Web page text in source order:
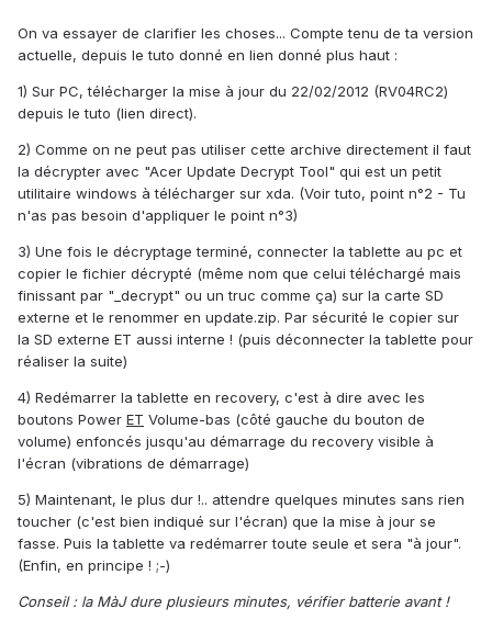
On va essayer de clarifier les choses... Compte tenu de ta version
actuelle, depuis le tuto donné en lien donné plus haut :
1) Sur PC, télécharger la mise à jour du 22/02/2012 (RV04RC2)
depuis le tuto (lien direct).
2) Comme on ne peut pas utiliser cette archive directement il faut
la décrypter avec "Acer Update Decrypt Tool" qui est un petit
utilitaire windows à télécharger sur xda. (Voir tuto, point n°2 - Tu
n'as pas besoin d'appliquer le point n°3)
3) Une fois le décryptage terminé, connecter la tablette au pc et
copier le fichier décrypté (même nom que celui téléchargé mais
finissant par "_decrypt" ou un truc comme ça) sur la carte SD
externe et le renommer en update.zip. Par sécurité le copier sur
la SD externe ET aussi interne ! (puis déconnecter la tablette pour
réaliser la suite)
4) Redémarrer la tablette en recovery, c'est à dire avec les
boutons Power ET Volume-bas (côté gauche du bouton de
volume) enfoncés jusqu'au démarrage du recovery visible à
l'écran (vibrations de démarrage)
5) Maintenant, le plus dur !.. attendre quelques minutes sans rien
toucher (c'est bien indiqué sur l'écran) que la mise à jour se
fasse. Puis la tablette va redémarrer toute seule et sera "à jour".
(Enfin, en principe ! ;-)
Conseil : la MàJ dure plusieurs minutes, vérifier batterie avant !